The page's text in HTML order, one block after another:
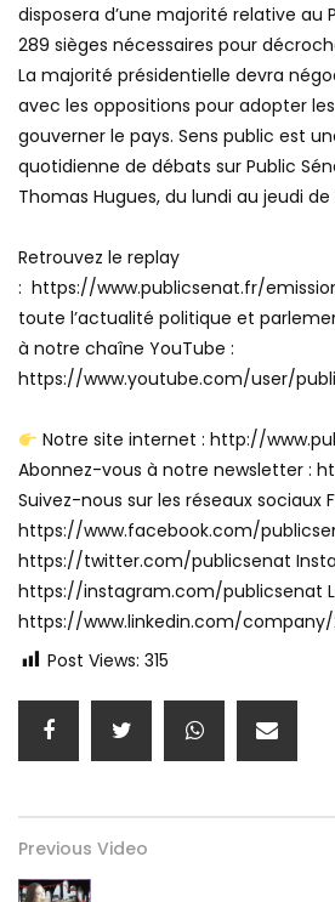
disposera d’une majorité relative au
289 sièges nécessaires pour
La majorité présidentielle devra
avec les oppositions pour adopter
gouverner le pays. Sens public est
quotidienne de débats sur Public
Thomas Hugues, du lundi au jeudi de
Retrouvez le replay
: https://www.publicsenat.fr/
toute l’actualité politique et
à notre chaîne YouTube :
https://www.youtube.com/user/
Notre site internet : http://
Abonnez-vous à notre newsletter :
Suivez-nous sur les réseaux sociaux
https://www.facebook.com/
https://twitter.com/publicsenat
https://instagram.com/publicsenat
https://www.linkedin.com/
Post Views: 315
Previous Video